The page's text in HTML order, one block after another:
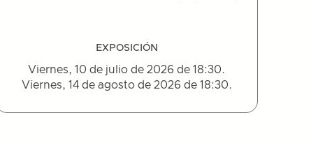
EXPOSICIÓN
Viernes, 10 de julio de 2026 de 18:30.
Viernes, 14 de agosto de 2026 de 18:30.